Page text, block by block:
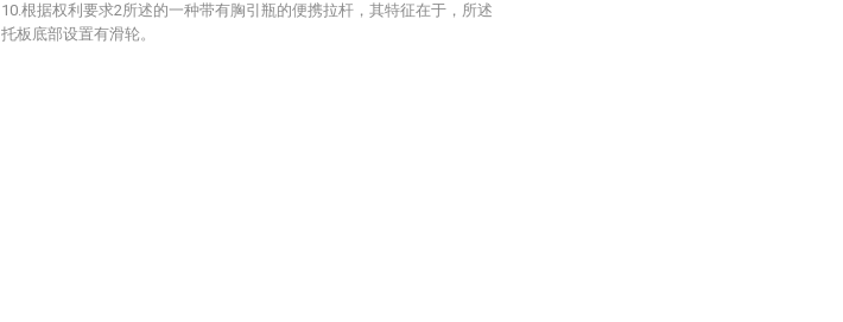
10.根据权利要求2所述的一种带有胸引瓶的便携拉杆，其特征在于，所述
托板底部设置有滑轮。